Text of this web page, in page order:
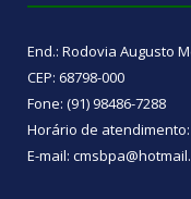
End.: Rodovia Augusto
CEP: 68798-000
Fone: (91) 98486-7288
Horário de atendimento:
E-mail: